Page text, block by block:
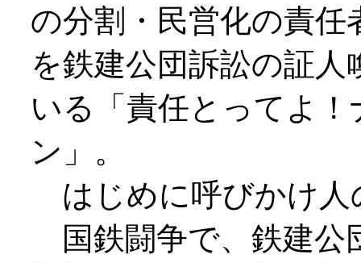
の分割・民営化の責
を鉄建公団訴訟の証
いる「責任とってよ
ン」。
はじめに呼びかけ人
国鉄闘争で、鉄建公